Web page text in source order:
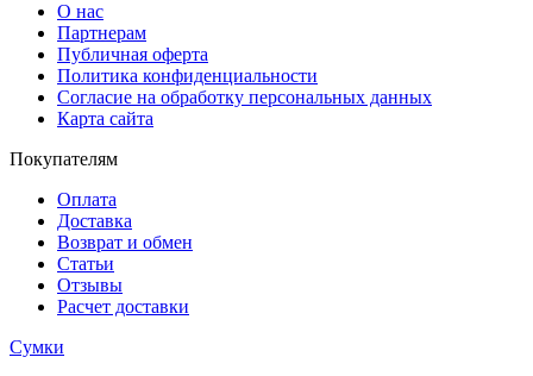
О нас
Партнерам
Публичная оферта
Политика конфиденциальности
Согласие на обработку персональных данных
Карта сайта
Покупателям
Оплата
Доставка
Возврат и обмен
Статьи
Отзывы
Расчет доставки
Сумки